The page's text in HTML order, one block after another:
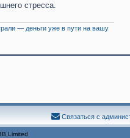
стресса.
— деньги уже в пути на вашу
Связаться с
Limited